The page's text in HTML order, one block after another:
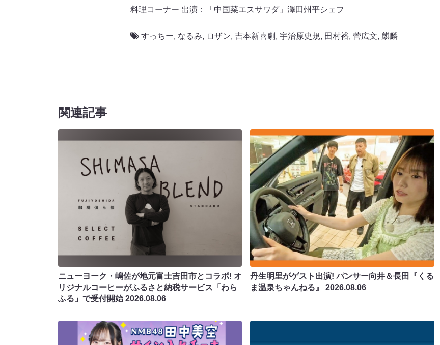
料理コーナー 出演：「中国菜エスサワダ」澤田州平シェフ
すっちー, なるみ, ロザン, 吉本新喜劇 , 宇治原史規, 田村裕, 菅広文, 麒麟
関連記事
ニューヨーク・嶋佐が地元富士吉田市とコラボ! オ
リジナルコーヒーがふるさと納税サービス「わら
ふる」で受付開始2026.08.06
丹生明里がゲスト出演! パンサー向井＆長田『くる
ま温泉ちゃんねる』2026.08.06